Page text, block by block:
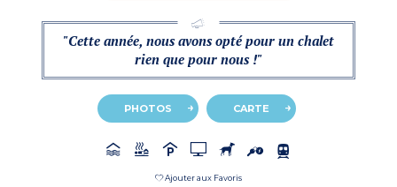
"Cette année, nous avons opté pour un chalet
rien que pour nous !"
PHOTOS CARTE
Ajouter aux Favoris